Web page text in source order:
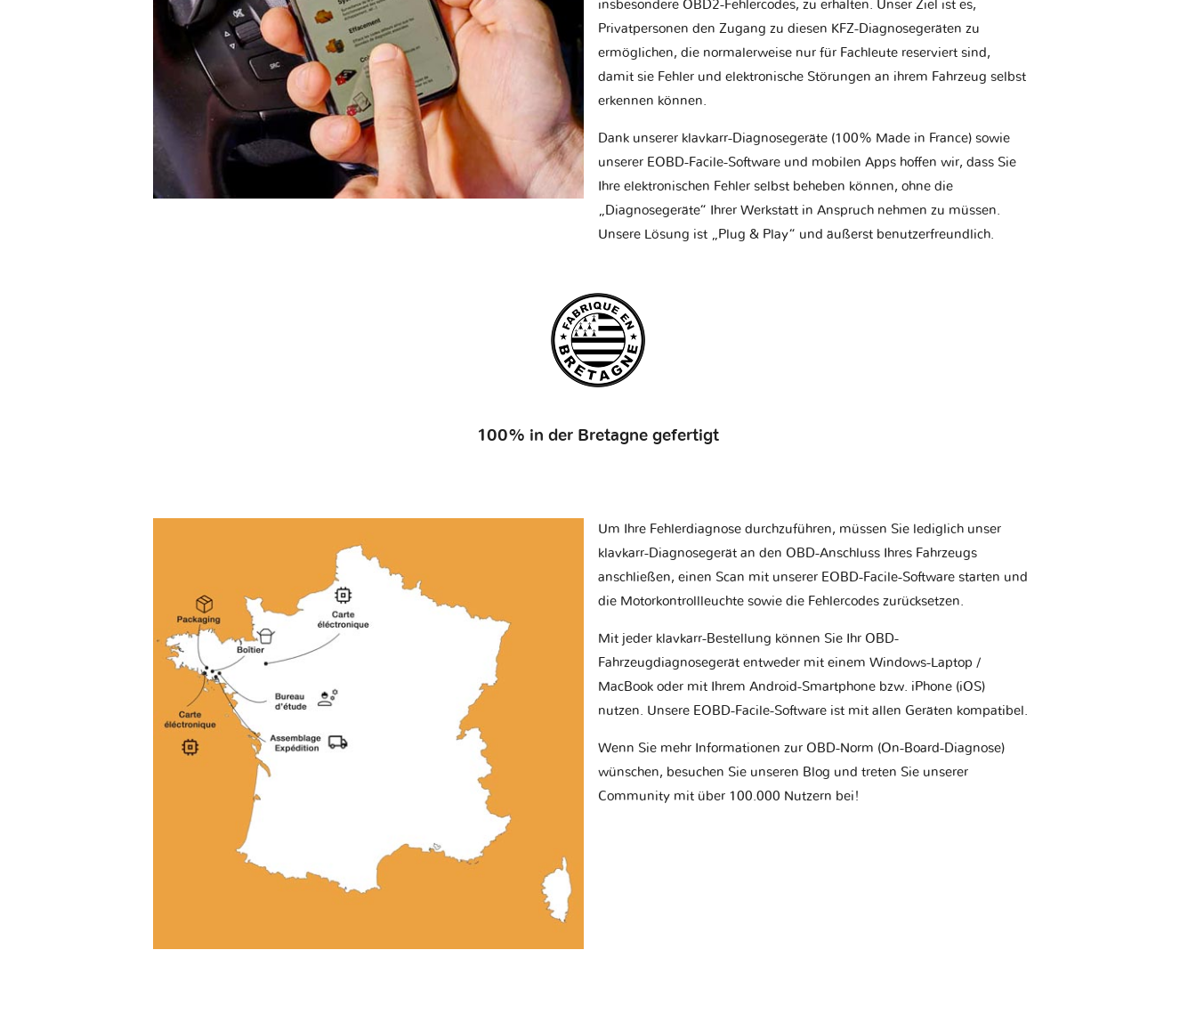
insbesondere OBD2-Fehlercodes, zu erhalten. Unser Ziel ist es,
Privatpersonen den Zugang zu diesen KFZ-Diagnosegeräten zu
ermöglichen, die normalerweise nur für Fachleute reserviert sind,
damit sie Fehler und elektronische Störungen an ihrem Fahrzeug selbst
erkennen können.
Dank unserer klavkarr-Diagnosegeräte (100% Made in France) sowie
unserer EOBD-Facile-Software und mobilen Apps hoffen wir, dass Sie
Ihre elektronischen Fehler selbst beheben können, ohne die
„Diagnosegeräte“ Ihrer Werkstatt in Anspruch nehmen zu müssen.
Unsere Lösung ist „Plug & Play“ und äußerst benutzerfreundlich.
100% in der Bretagne gefertigt
Um Ihre Fehlerdiagnose durchzuführen, müssen Sie lediglich unser
klavkarr-Diagnosegerät an den OBD-Anschluss Ihres Fahrzeugs
anschließen, einen Scan mit unserer EOBD-Facile-Software starten und
die Motorkontrollleuchte sowie die Fehlercodes zurücksetzen.
Mit jeder klavkarr-Bestellung können Sie Ihr OBD-
Fahrzeugdiagnosegerät entweder mit einem Windows-Laptop /
MacBook oder mit Ihrem Android-Smartphone bzw. iPhone (iOS)
nutzen. Unsere EOBD-Facile-Software ist mit allen Geräten kompatibel.
Wenn Sie mehr Informationen zur OBD-Norm (On-Board-Diagnose)
wünschen, besuchen Sie unseren Blog und treten Sie unserer
Community mit über 100.000 Nutzern bei!